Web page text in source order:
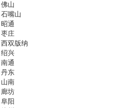
佛山
石嘴山
昭通
枣庄
西双版纳
绍兴
南通
丹东
山南
廊坊
阜阳